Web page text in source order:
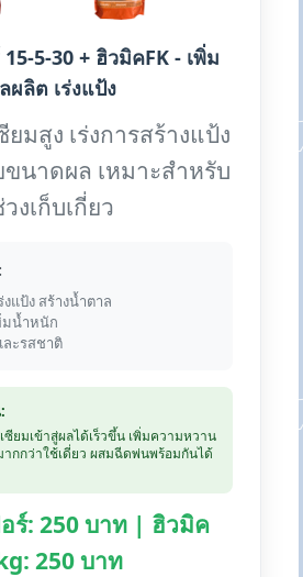
5-30 + ฮิวมิคFK - เพิ่ม
ผลิต เร่งแป้ง
มสูง เร่งการสร้างแป้ง
นาดผล เหมาะสำหรับ
งเก็บเกี่ยว
แป้ง สร้างน้ำตาล
มน้ำหนัก
ะรสชาติ
ยมเข้าสู่ผลได้เร็วขึ้น เพิ่มความหวาน
กกว่าใช้เดี่ยว ผสมฉีดพ่นพร้อมกันได้
ร์: 250 บาท | ฮิวมิค
250 บาท